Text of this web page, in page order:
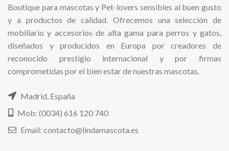
Boutique para mascotas y Pet-lovers sensibles al buen gusto
y a productos de calidad. Ofrecemos una selección de
mobiliario y accesorios de alta gama para perros y gatos,
diseñados y producidos en Europa por creadores de
reconocido prestigio internacional y por firmas
comprometidas por el bien estar de nuestras mascotas.
Madrid, España
Mob: (0034) 616 120 740
Email: contacto@lindamascota.es